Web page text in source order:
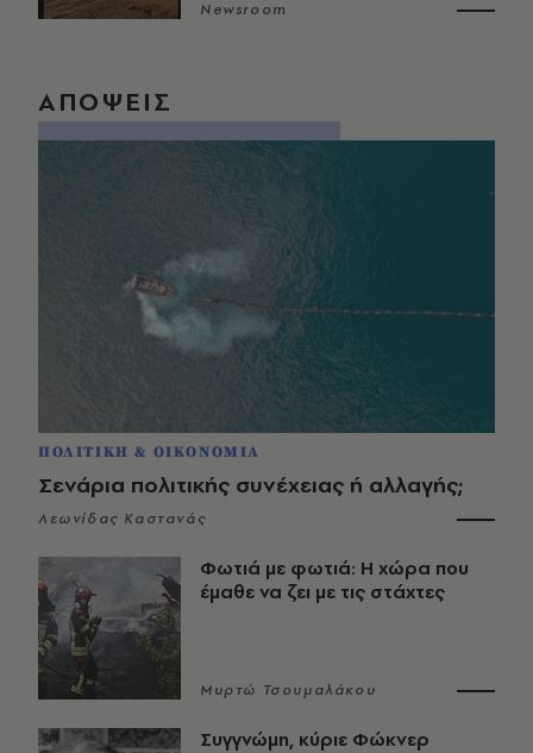
Newsroom
ΑΠΟΨΕΙΣ
ΠΟΛΙΤΙΚΗ & ΟΙΚΟΝΟΜΙΑ
Σενάρια πολιτικής συνέχειας ή αλλαγής;
Λεωνίδας Καστανάς
Φωτιά με φωτιά: Η χώρα που
έμαθε να ζει με τις στάχτες
Μυρτώ Τσουμαλάκου
Συγγνώμη, κύριε Φώκνερ